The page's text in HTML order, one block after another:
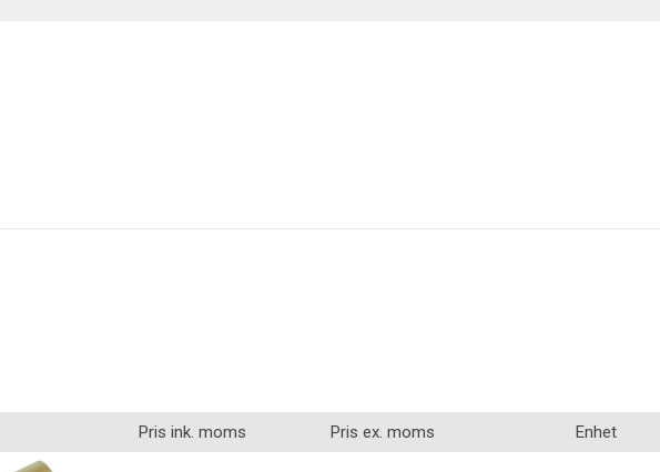
Pris ink. moms Pris ex. moms Enhet